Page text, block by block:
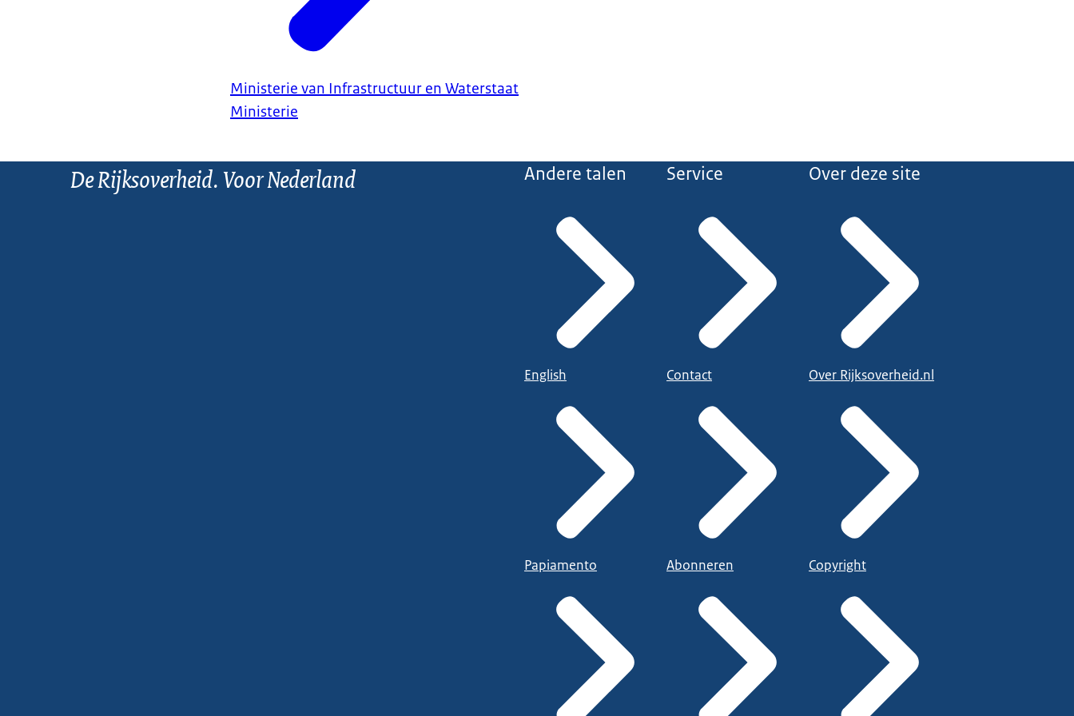
Ministerie van Infrastructuur en Waterstaat
Ministerie
De Rijksoverheid. Voor Nederland Andere talen
English
Papiamento
Service
Contact
Abonneren
Over deze site
Over Rijksoverheid.nl
Copyright